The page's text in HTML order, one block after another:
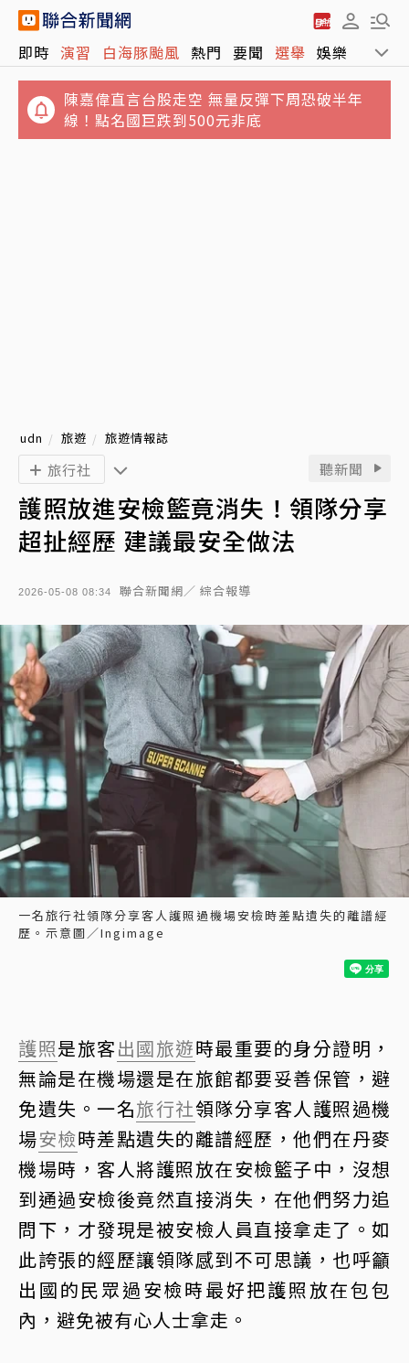
即時 演習 白海豚颱風 熱門 要聞 選舉 娛樂 運動
陳嘉偉直言台股走空 無量反彈下周恐破半年
線！點名國巨跌到500元非底
udn 旅遊 旅遊情報誌
聽新聞
護照放進安檢籃竟消失！領隊分享
超扯經歷 建議最安全做法
2026-05-08 08:34 聯合新聞網／ 綜合報導
旅行社
一名旅行社領隊分享客人護照過機場安檢時差點遺失的離譜經
歷。示意圖／Ingimage
護照是旅客出國旅遊時最重要的身分證明，
無論是在機場還是在旅館都要妥善保管，避
免遺失。一名旅行社領隊分享客人護照過機
場安檢時差點遺失的離譜經歷，他們在丹麥
機場時，客人將護照放在安檢籃子中，沒想
到通過安檢後竟然直接消失，在他們努力追
問下，才發現是被安檢人員直接拿走了。如
此誇張的經歷讓領隊感到不可思議，也呼籲
出國的民眾過安檢時最好把護照放在包包
內，避免被有心人士拿走。